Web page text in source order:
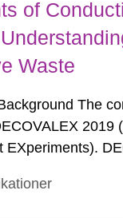
of
Waste
The
EXperiments).
different teams